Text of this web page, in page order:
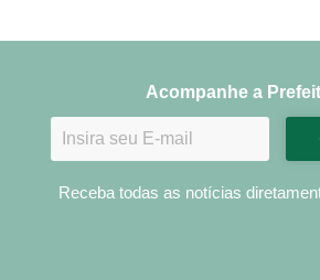
Acompanhe a
Receba todas as notícias